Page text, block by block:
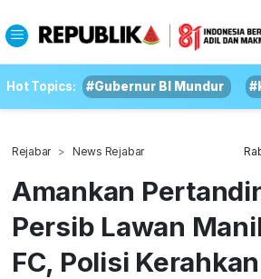
Hot Topics: #Gubernur BI Mundur
Rejabar News Rejabar
Amankan
Persib Lawan
FC, Polisi